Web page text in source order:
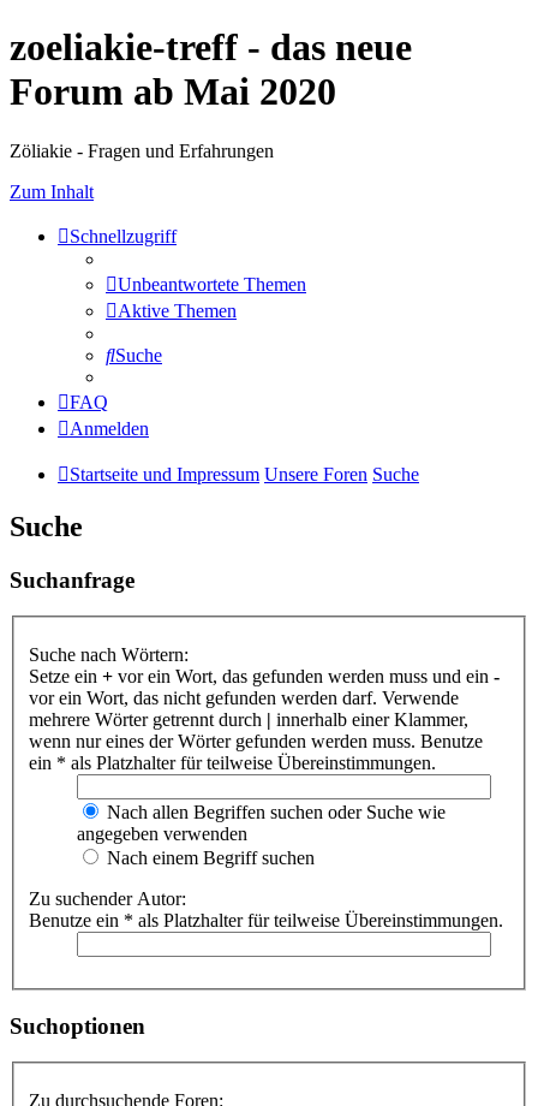
zoeliakie-treff - das neue
Forum ab Mai 2020
Zöliakie - Fragen und Erfahrungen
Zum Inhalt
Schnellzugriff
Unbeantwortete Themen
Aktive Themen
Suche
FAQ
Anmelden
Startseite und Impressum Unsere Foren Suche
Suche
Suchanfrage
Suche nach Wörtern:
Setze ein + vor ein Wort, das gefunden werden muss und ein -
vor ein Wort, das nicht gefunden werden darf. Verwende
mehrere Wörter getrennt durch | innerhalb einer Klammer,
wenn nur eines der Wörter gefunden werden muss. Benutze
ein * als Platzhalter für teilweise Übereinstimmungen.
Nach allen Begriffen suchen oder Suche wie
angegeben verwenden
Nach einem Begriff suchen
Zu suchender Autor:
Benutze ein * als Platzhalter für teilweise Übereinstimmungen.
Suchoptionen
Zu durchsuchende Foren: